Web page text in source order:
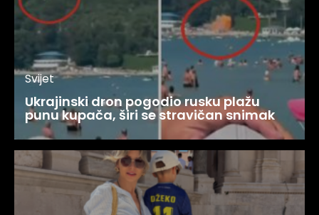
Svijet
Ukrajinski dron pogodio rusku plažu
punu kupača, širi se stravičan snimak